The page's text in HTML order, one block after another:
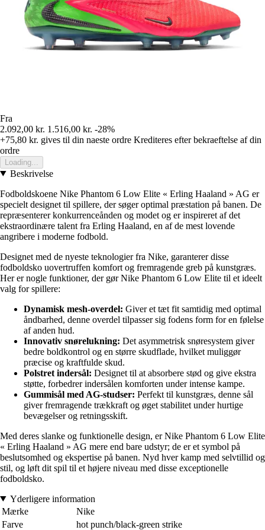
Fra
2.092,00 kr. 1.516,00 kr. -28%
+75,80 kr. gives til din naeste ordre Krediteres efter bekraeftelse af din
ordre
Loading...
Beskrivelse
Fodboldskoene Nike Phantom 6 Low Elite « Erling Haaland » AG er
specielt designet til spillere, der søger optimal præstation på banen. De
repræsenterer konkurrenceånden og modet og er inspireret af det
ekstraordinære talent fra Erling Haaland, en af de mest lovende
angribere i moderne fodbold.
Designet med de nyeste teknologier fra Nike, garanterer disse
fodboldsko uovertruffen komfort og fremragende greb på kunstgræs.
Her er nogle funktioner, der gør Nike Phantom 6 Low Elite til et ideelt
valg for spillere:
Dynamisk mesh-overdel: Giver et tæt fit samtidig med optimal
åndbarhed, denne overdel tilpasser sig fodens form for en følelse
af anden hud.
Innovativ snørelukning: Det asymmetrisk snøresystem giver
bedre boldkontrol og en større skudflade, hvilket muliggør
præcise og kraftfulde skud.
Polstret indersål: Designet til at absorbere stød og give ekstra
støtte, forbedrer indersålen komforten under intense kampe.
Gummisål med AG-studser: Perfekt til kunstgræs, denne sål
giver fremragende trækkraft og øget stabilitet under hurtige
bevægelser og retningsskift.
Med deres slanke og funktionelle design, er Nike Phantom 6 Low Elite
« Erling Haaland » AG mere end bare udstyr; de er et symbol på
beslutsomhed og ekspertise på banen. Nyd hver kamp med selvtillid og
stil, og løft dit spil til et højere niveau med disse exceptionelle
fodboldsko.
Yderligere information
Mærke
Nike
Farve
hot punch/black-green strike